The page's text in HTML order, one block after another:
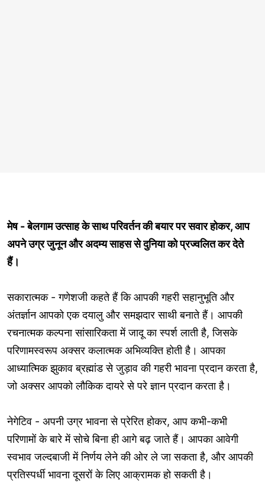
मेष - बेलगाम उत्साह के साथ परिवर्तन की बयार पर सवार होकर, आप
अपने उग्र जुनून और अदम्य साहस से दुनिया को प्रज्वलित कर देते
हैं।
सकारात्मक - गणेशजी कहते हैं कि आपकी गहरी सहानुभूति और
अंतर्ज्ञान आपको एक दयालु और समझदार साथी बनाते हैं। आपकी
रचनात्मक कल्पना सांसारिकता में जादू का स्पर्श लाती है, जिसके
परिणामस्वरूप अक्सर कलात्मक अभिव्यक्ति होती है। आपका
आध्यात्मिक झुकाव ब्रह्मांड से जुड़ाव की गहरी भावना प्रदान करता है,
जो अक्सर आपको लौकिक दायरे से परे ज्ञान प्रदान करता है।
नेगेटिव - अपनी उग्र भावना से प्रेरित होकर, आप कभी-कभी
परिणामों के बारे में सोचे बिना ही आगे बढ़ जाते हैं। आपका आवेगी
स्वभाव जल्दबाजी में निर्णय लेने की ओर ले जा सकता है, और आपकी
प्रतिस्पर्धी भावना दूसरों के लिए आक्रामक हो सकती है।